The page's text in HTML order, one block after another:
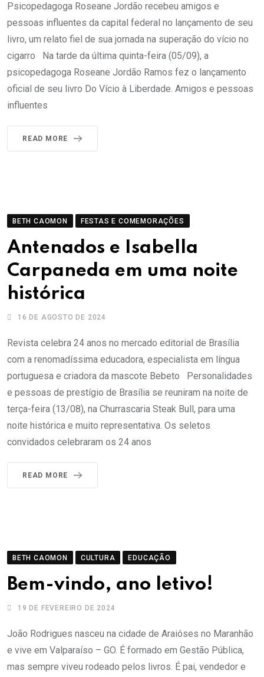
Psicopedagoga Roseane Jordão recebeu amigos e
pessoas influentes da capital federal no lançamento de seu
livro, um relato fiel de sua jornada na superação do vício no
cigarro Na tarde da última quinta-feira (05/09), a
psicopedagoga Roseane Jordão Ramos fez o lançamento
oficial de seu livro Do Vício à Liberdade. Amigos e pessoas
influentes
READ MORE
BETH CAOMON FESTAS E COMEMORAÇÕES
Antenados e Isabella
Carpaneda em uma noite
histórica
16 DE AGOSTO DE 2024
Revista celebra 24 anos no mercado editorial de Brasília
com a renomadíssima educadora, especialista em língua
portuguesa e criadora da mascote Bebeto Personalidades
e pessoas de prestígio de Brasília se reuniram na noite de
terça-feira (13/08), na Churrascaria Steak Bull, para uma
noite histórica e muito representativa. Os seletos
convidados celebraram os 24 anos
READ MORE
BETH CAOMON CULTURA EDUCAÇÃO
Bem-vindo, ano letivo!
19 DE FEVEREIRO DE 2024
João Rodrigues nasceu na cidade de Araióses no Maranhão
e vive em Valparaíso – GO. É formado em Gestão Pública,
mas sempre viveu rodeado pelos livros. É pai, vendedor e